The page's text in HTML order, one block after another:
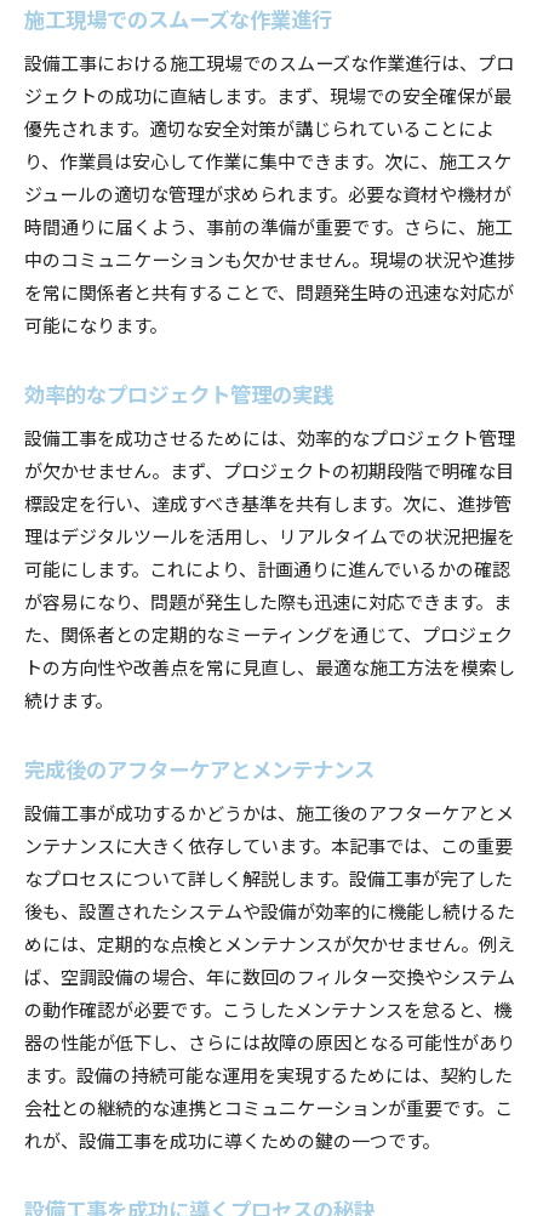
施工現場でのスムーズな作業進行
設備工事における施工現場でのスムーズな作業進行は、プロ
ジェクトの成功に直結します。まず、現場での安全確保が最
優先されます。適切な安全対策が講じられていることによ
り、作業員は安心して作業に集中できます。次に、施工スケ
ジュールの適切な管理が求められます。必要な資材や機材が
時間通りに届くよう、事前の準備が重要です。さらに、施工
中のコミュニケーションも欠かせません。現場の状況や進捗
を常に関係者と共有することで、問題発生時の迅速な対応が
可能になります。
効率的なプロジェクト管理の実践
設備工事を成功させるためには、効率的なプロジェクト管理
が欠かせません。まず、プロジェクトの初期段階で明確な目
標設定を行い、達成すべき基準を共有します。次に、進捗管
理はデジタルツールを活用し、リアルタイムでの状況把握を
可能にします。これにより、計画通りに進んでいるかの確認
が容易になり、問題が発生した際も迅速に対応できます。ま
た、関係者との定期的なミーティングを通じて、プロジェク
トの方向性や改善点を常に見直し、最適な施工方法を模索し
続けます。
完成後のアフターケアとメンテナンス
設備工事が成功するかどうかは、施工後のアフターケアとメ
ンテナンスに大きく依存しています。本記事では、この重要
なプロセスについて詳しく解説します。設備工事が完了した
後も、設置されたシステムや設備が効率的に機能し続けるた
めには、定期的な点検とメンテナンスが欠かせません。例え
ば、空調設備の場合、年に数回のフィルター交換やシステム
の動作確認が必要です。こうしたメンテナンスを怠ると、機
器の性能が低下し、さらには故障の原因となる可能性があり
ます。設備の持続可能な運用を実現するためには、契約した
会社との継続的な連携とコミュニケーションが重要です。こ
れが、設備工事を成功に導くための鍵の一つです。
設備工事を成功に導くプロセスの秘訣